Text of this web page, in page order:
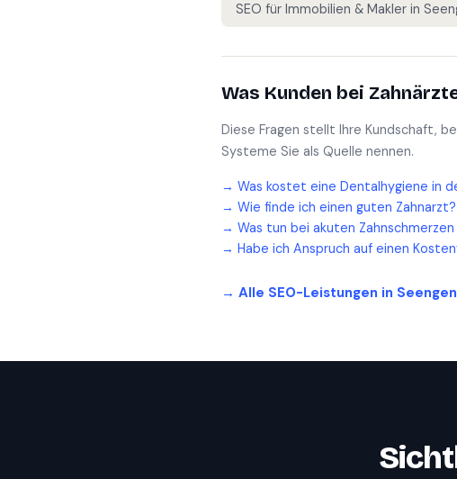
SEO für Immobilien & Makler in
Was Kunden bei
Diese Fragen stellt Ihre Kundschaft,
Systeme Sie als Quelle nennen.
→ Was kostet eine Dentalhygiene in
→ Wie finde ich einen guten Zahnarzt?
→ Was tun bei akuten
→ Habe ich Anspruch auf einen
→ Alle SEO-Leistungen in Seengen